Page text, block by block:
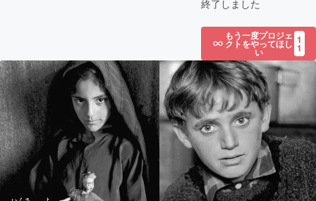
終了しました
もう一度プロジェ
クトをやってほし
い
1
1